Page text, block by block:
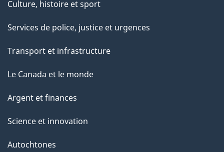
Culture, histoire et sport
Services de police, justice et urgences
Transport et infrastructure
Le Canada et le monde
Argent et finances
Science et innovation
Autochtones